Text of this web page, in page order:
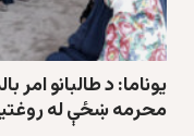
يوناما: د طالبانو
محرمه ښځې له